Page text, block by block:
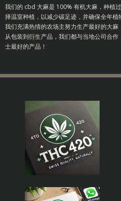
我们的 cbd 大麻是 100% 有机大麻，种植
择温室种植，以减少碳足迹，并确保全年植
我们充满热情的农场主努力生产最好的大麻
从包装到衍生产品，我们都与当地公司合
士最好的产品！